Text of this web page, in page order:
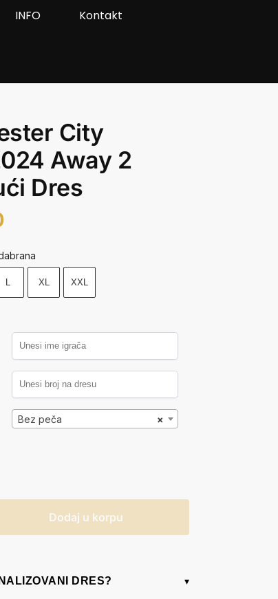
INFO
Kontakt
City
Away 2
Dres
L XL XXL
×
Bez peča
Dodaj u korpu
DRES? ▾